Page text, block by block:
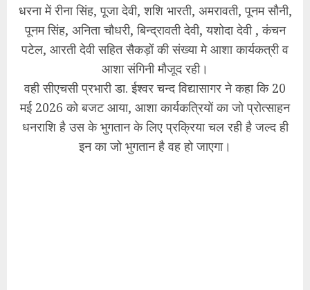
धरना में रीना सिंह, पूजा देवी, शशि भारती, अमरावती, पूनम सौनी,
पूनम सिंह, अनिता चौधरी, बिन्द्रावती देवी, यशोदा देवी , कंचन
पटेल, आरती देवी सहित सैकड़ों की संख्या मे आशा कार्यकत्री व
आशा संगिनी मौजूद रही।
वही सीएचसी प्रभारी डा. ईश्वर चन्द विद्यासागर ने कहा कि 20
मई 2026 को बजट आया, आशा कार्यकत्रियों का जो प्रोत्साहन
धनराशि है उस के भुगतान के लिए प्रक्रिया चल रही है जल्द ही
इन का जो भुगतान है वह हो जाएगा।